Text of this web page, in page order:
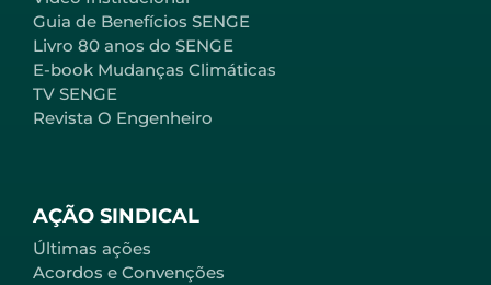
AÇÃO SINDICAL
Últimas ações
Acordos e Convenções
Guia de Benefícios SENGE
Livro 80 anos do SENGE
E-book Mudanças Climáticas
TV SENGE
Revista O Engenheiro